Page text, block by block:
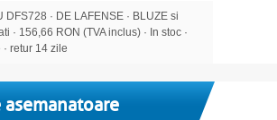
DFS728 · DE LAFENSE · BLUZE si
· 156,66 RON (TVA inclus) · In stoc ·
retur 14 zile